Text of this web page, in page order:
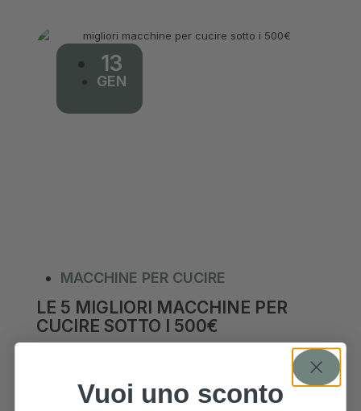
13
GEN
MACCHINE PER CUCIRE
LE 5 MIGLIORI MACCHINE PER
CUCIRE SOTTO I 500€
Vuoi uno sconto